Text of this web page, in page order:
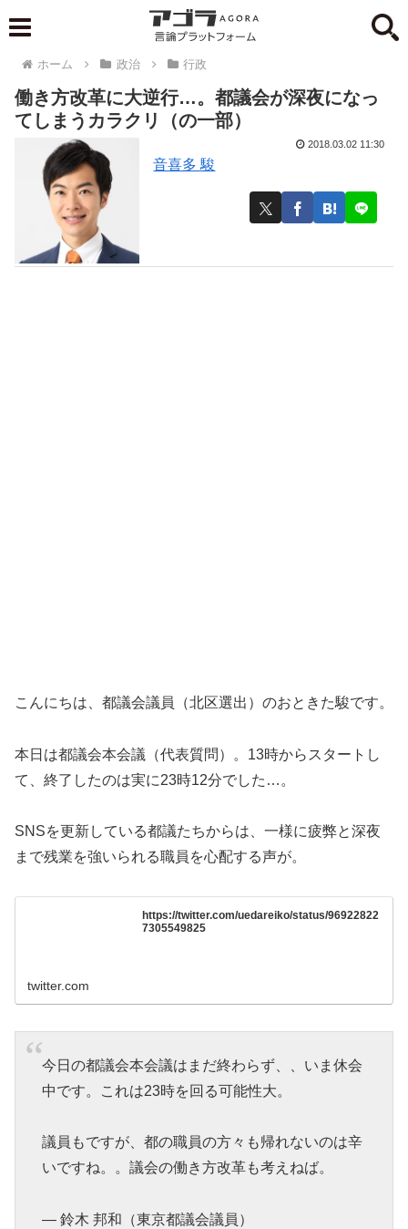
ホーム 政治 行政
働き方改革に大逆行…。都議会が深夜になっ
てしまうカラクリ（の一部）
音喜多 駿
2018.03.02 11:30
こんにちは、都議会議員（北区選出）のおときた駿です。
本日は都議会本会議（代表質問）。13時からスタートし
て、終了したのは実に23時12分でした…。
SNSを更新している都議たちからは、一様に疲弊と深夜
まで残業を強いられる職員を心配する声が。
https://twitter.com/uedareiko/status/96922822
7305549825
twitter.com
今日の都議会本会議はまだ終わらず、、いま休会
中です。これは23時を回る可能性大。
議員もですが、都の職員の方々も帰れないのは辛
いですね。。議会の働き方改革も考えねば。
— 鈴木 邦和（東京都議会議員）